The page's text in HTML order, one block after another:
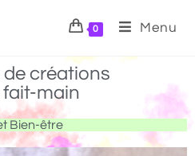
0 Menu
créations
fait-main
Bien-être